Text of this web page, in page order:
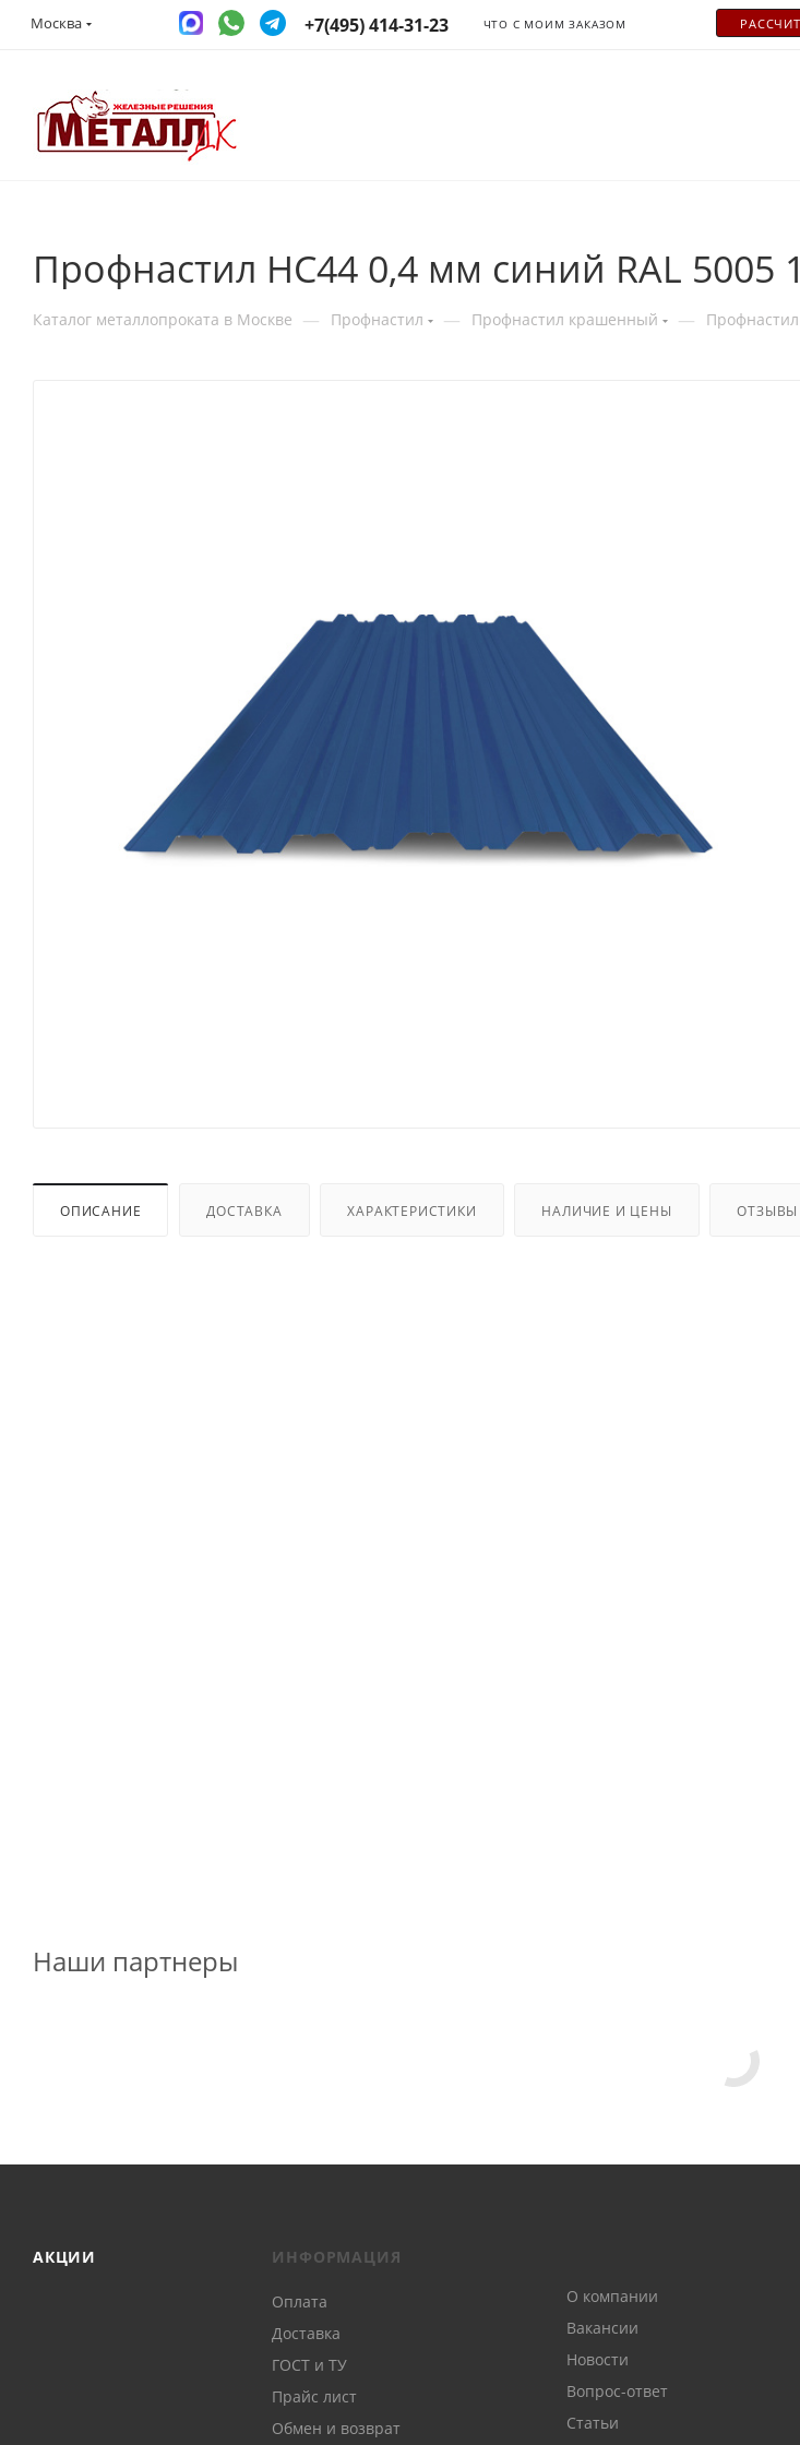
Москва +7(495) 414-31-23 ЧТО С МОИМ ЗАКАЗОМ
Профнастил НС44 0,4 мм синий RAL 5005
Каталог металлопроката в Москве — Профнастил — Профнастил крашенный —
ОПИСАНИЕ ДОСТАВКА ХАРАКТЕРИСТИКИ НАЛИЧИЕ И ЦЕНЫ ОТЗЫВЫ
Наши партнеры
АКЦИИ ИНФОРМАЦИЯ
Оплата
Доставка
ГОСТ и ТУ
Прайс лист
Обмен и возврат
О компании
Вакансии
Новости
Вопрос-ответ
Статьи